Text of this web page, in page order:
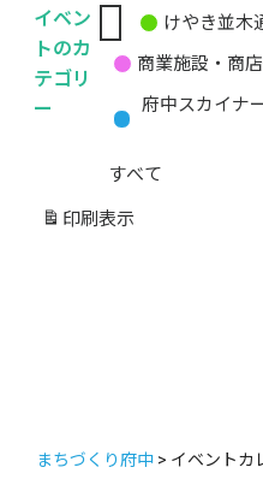
イベン
トのカ
テゴリ
ー
無
題
カ
ゴ
リ
けやき並木
商業施設・商
府中スカイナ
すべて
印刷 表示
まちづくり府中 > イベントカ